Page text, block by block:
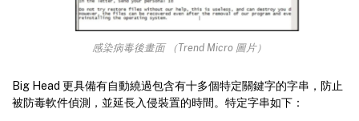
感染病毒後畫面 （Trend Micro 圖片）
Big Head 更具備有自動繞過包含有十多個特定關鍵字的字串，防止
被防毒軟件偵測，並延長入侵裝置的時間。特定字串如下：